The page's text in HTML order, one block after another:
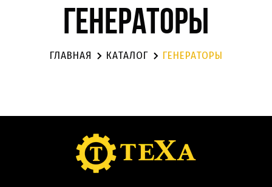
генераторы
ГЛАВНАЯ КАТАЛОГ ГЕНЕРАТОРЫ